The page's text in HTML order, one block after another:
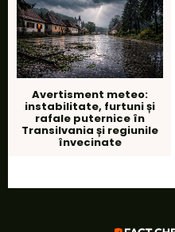
Avertisment meteo:
instabilitate, furtuni și
rafale puternice în
Transilvania și regiunile
învecinate